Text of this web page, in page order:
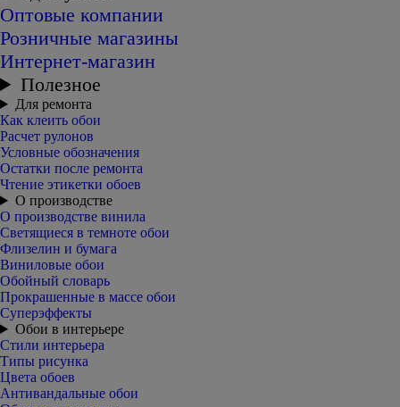
Оптовые компании
Розничные магазины
Интернет-магазин
Полезное
Для ремонта
Как клеить обои
Расчет рулонов
Условные обозначения
Остатки после ремонта
Чтение этикетки обоев
О производстве
О производстве винила
Светящиеся в темноте обои
Флизелин и бумага
Виниловые обои
Обойный словарь
Прокрашенные в массе обои
Суперэффекты
Обои в интерьере
Стили интерьера
Типы рисунка
Цвета обоев
Антивандальные обои